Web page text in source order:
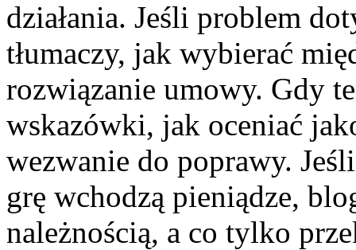
działania. Jeśli problem
tłumaczy, jak wybierać
rozwiązanie umowy. Gdy
wskazówki, jak oceniać
wezwanie do poprawy.
grę wchodzą pieniądze,
należnością, a co tylko